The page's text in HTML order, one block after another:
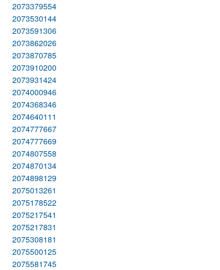
2073379554
2073530144
2073591306
2073862026
2073870785
2073910200
2073931424
2074000946
2074368346
2074640111
2074777667
2074777669
2074807558
2074870134
2074898129
2075013261
2075178522
2075217541
2075217831
2075308181
2075500125
2075581745